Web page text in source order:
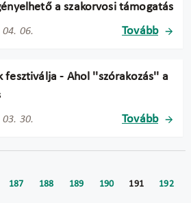
a szakorvosi támogatás
04. 06. Tovább
fesztiválja - Ahol ''szórakozás'' a
03. 30. Tovább
187 188 189 190 191 192